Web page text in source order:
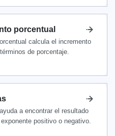
porcentual
calcula el incremento
de porcentaje.
a encontrar el resultado
positivo o negativo.